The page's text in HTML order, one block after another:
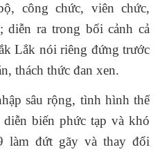
công chức, viên chức,
diễn ra trong bối cảnh cả
Lắk nói riêng đứng trước
thách thức đan xen.
sâu rộng, tình hình thế
biến phức tạp và khó
làm đứt gãy và thay đổi